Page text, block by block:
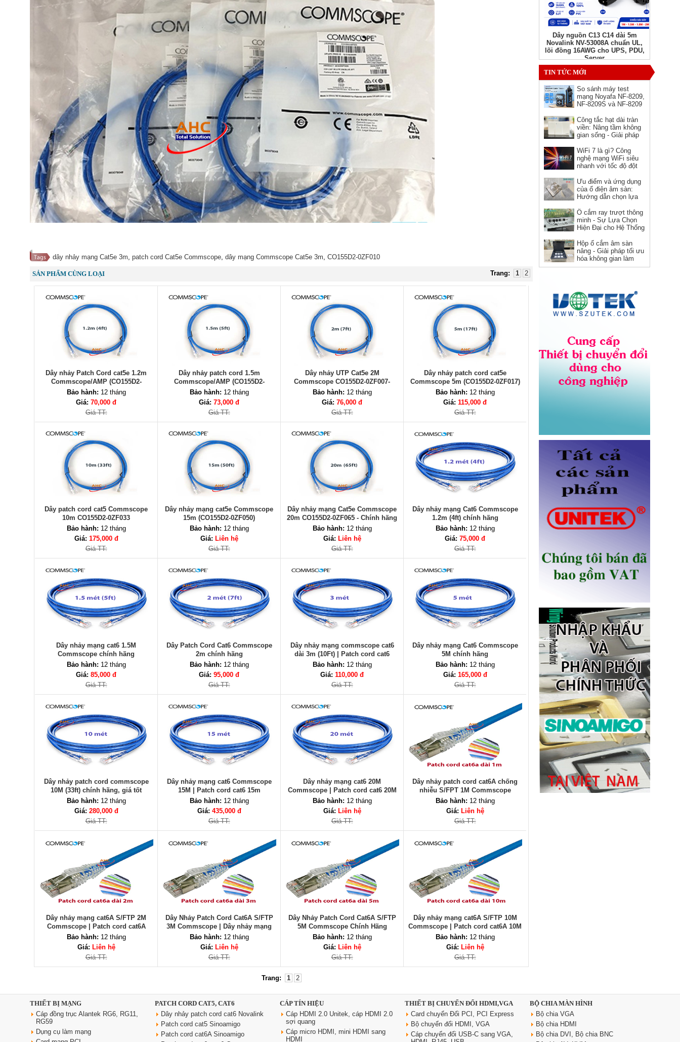
dây nhảy mạng Cat5e 3m, patch cord Cat5e Commscope, dây mạng Commscope Cat5e 3m, CO155D2-0ZF010
Trang: 1 2
SẢN PHẨM CÙNG LOẠI
Dây nhảy Patch Cord cat5e 1.2m
Commscope/AMP (CO155D2-
0ZF004)
Bảo hành: 12 tháng
Giá: 70,000 đ
Giá TT:
Dây nhảy patch cord 1.5m
Commscope/AMP (CO155D2-
0ZF005)
Bảo hành: 12 tháng
Giá: 73,000 đ
Giá TT:
Dây nhảy UTP Cat5e 2M
Commscope CO155D2-0ZF007-
Chính hãng
Bảo hành: 12 tháng
Giá: 76,000 đ
Giá TT:
Dây nhảy patch cord cat5e
Commscope 5m (CO155D2-0ZF017)
Bảo hành: 12 tháng
Giá: 115,000 đ
Giá TT:
Dây patch cord cat5 Commscope
10m CO155D2-0ZF033
Bảo hành: 12 tháng
Giá: 175,000 đ
Giá TT:
Dây nhảy mạng cat5e Commscope
15m (CO155D2-0ZF050)
Bảo hành: 12 tháng
Giá: Liên hệ
Giá TT:
Dây nhảy mạng Cat5e Commscope
20m CO155D2-0ZF065 - Chính hãng
Bảo hành: 12 tháng
Giá: Liên hệ
Giá TT:
Dây nhảy mạng Cat6 Commscope
1.2m (4ft) chính hãng
Bảo hành: 12 tháng
Giá: 75,000 đ
Giá TT:
Dây nhảy mạng cat6 1.5M
Commscope chính hãng
Bảo hành: 12 tháng
Giá: 85,000 đ
Giá TT:
Dây Patch Cord Cat6 Commscope
2m chính hãng
Bảo hành: 12 tháng
Giá: 95,000 đ
Giá TT:
Dây nhảy mạng commscope cat6
dài 3m (10Ft) | Patch cord cat6
commscope 3M
Bảo hành: 12 tháng
Giá: 110,000 đ
Giá TT:
Dây nhảy mạng Cat6 Commscope
5M chính hãng
Bảo hành: 12 tháng
Giá: 165,000 đ
Giá TT:
Dây nhảy patch cord commscope
10M (33ft) chính hãng, giá tốt
Bảo hành: 12 tháng
Giá: 280,000 đ
Giá TT:
Dây nhảy mạng cat6 Commscope
15M | Patch cord cat6 15m
Commscope chính hãng
Bảo hành: 12 tháng
Giá: 435,000 đ
Giá TT:
Dây nhảy mạng cat6 20M
Commscope | Patch cord cat6 20M
Commscope
Bảo hành: 12 tháng
Giá: Liên hệ
Giá TT:
Dây nhảy patch cord cat6A chống
nhiễu S/FPT 1M Commscope
Bảo hành: 12 tháng
Giá: Liên hệ
Giá TT:
Dây nhảy mạng cat6A S/FTP 2M
Commscope | Patch cord cat6A
commscope dài 2M
Bảo hành: 12 tháng
Giá: Liên hệ
Giá TT:
Dây Nhảy Patch Cord Cat6A S/FTP
3M Commscope | Dây nhảy mạng
cat6A S/FTP commscope
Bảo hành: 12 tháng
Giá: Liên hệ
Giá TT:
Dây Nhảy Patch Cord Cat6A S/FTP
5M Commscope Chính Hãng
Bảo hành: 12 tháng
Giá: Liên hệ
Giá TT:
Dây nhảy mạng cat6A S/FTP 10M
Commscope | Patch cord cat6A 10M
Commscope chính hãng
Bảo hành: 12 tháng
Giá: Liên hệ
Giá TT:
Trang: 1 2
Dây nguồn C13 C14 dài 5m
Novalink NV-53008A chuẩn UL,
lõi đồng 16AWG cho UPS, PDU,
Server
Giá: Liên hệ
Ổ cắm HDMI âm tường hình
Giá: 150,000 VNĐ
chịu tải 20A cho server và UPS
Giá: Liên hệ
Ổ điện âm bàn Sinoamigo STS-
R90B-2 chính hãng
Ổ điện âm bàn đảo bếp có sạc
không dây 15W, USB-C -
Novalink KA-01
Giá: 2,650,000 VNĐ
Ổ cắm âm bàn đảo bếp nâng
hạ, tích hợp sạc không dây, loa
bluetooth Sinoamigo STP-
2AB/Pub+Qi
Giá: 4,600,000 VNĐ
Ổ điện âm bàn đảo bếp
Sinoamigo STP-1RB-3 | Trụ kéo
TIN TỨC MỚI
So sánh máy test
mạng Noyafa NF-8209,
NF-8209S và NF-8209
bản nào?
Công tắc hạt dài tràn
viền: Nâng tầm không
gian sống - Giải pháp
hiện đại
WiFi 7 là gì? Công
nghệ mạng WiFi siêu
nhanh với tốc độ đột
Ưu điểm và ứng dụng
của ổ điện âm sàn:
Hướng dẫn chọn lựa
Ổ cắm ray trượt thông
minh - Sự Lựa Chọn
Hiện Đại cho Hệ Thống
Hộp ổ cắm âm sàn
nâng - Giải pháp tối ưu
hóa không gian làm
việc
THIẾT BỊ MẠNG
Cáp đồng trục Alantek RG6, RG11,
RG59
Dụng cụ làm mạng
PATCH CORD CAT5, CAT6
Dây nhảy patch cord cat6 Novalink
Patch cord cat5 Sinoamigo
Patch cord cat6A Sinoamigo
CÁP TÍN HIỆU
Cáp HDMI 2.0 Unitek, cáp HDMI 2.0
sợi quang
Cáp micro HDMI, mini HDMI sang
HDMI
THIẾT BỊ CHUYỂN ĐỔI HDMI,VGA
Card chuyển Đổi PCI, PCI Express
Bộ chuyển đổi HDMI, VGA
Cáp chuyển đổi USB-C sang VGA,
BỘ CHIA MÀN HÌNH
Bộ chia VGA
Bộ chia HDMI
Bộ chia DVI, Bộ chia BNC